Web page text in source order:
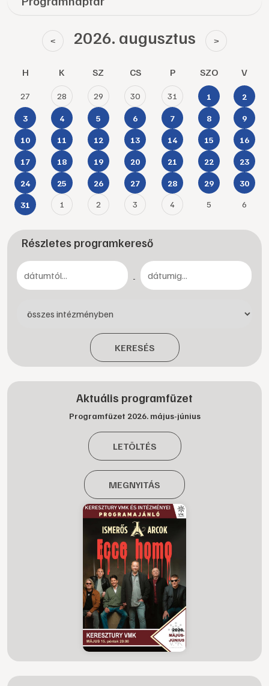
< 2026. augusztus >
H K SZ CS P SZO V
27 28 29 30 31 1 2
3 4 5 6 7 8 9
10 11 12 13 14 15 16
17 18 19 20 21 22 23
24 25 26 27 28 29 30
31 1 2 3 4 5 6
Részletes programkereső
-
KERESÉS
Aktuális programfüzet
Programfüzet 2026. május-június
LETÖLTÉS
MEGNYITÁS